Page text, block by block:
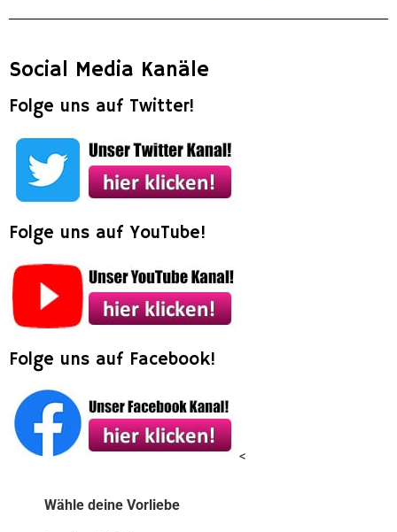
Social Media Kanäle
Folge uns auf Twitter!
Folge uns auf YouTube!
Folge uns auf Facebook!
<
Wähle deine Vorliebe